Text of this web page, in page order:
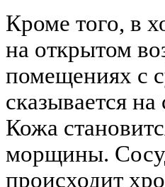
Кроме того, в
на открытом
помещениях с
сказывается
Кожа
морщины.
происходит